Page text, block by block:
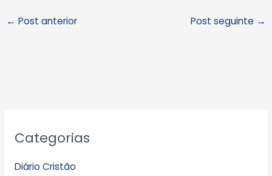
← Post anterior Post seguinte →
Categorias
Diário Cristão
r